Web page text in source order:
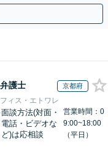
弁護士 京都府
ィス・エトワレ
面談方法(対面・
電話・ビデオな
ど)は応相談
営業時間：0
9:00~18:00
（平日）